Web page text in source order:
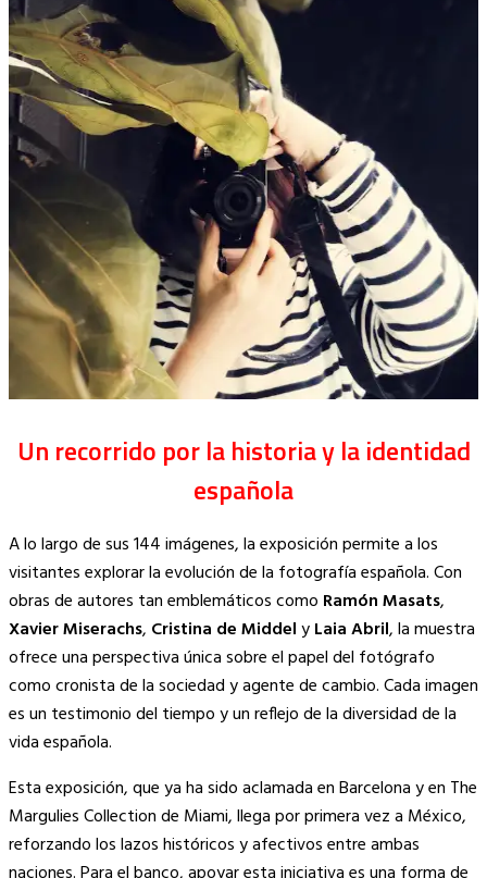
Un recorrido por la historia y la identidad
española
A lo largo de sus 144 imágenes, la exposición permite a los
visitantes explorar la evolución de la fotografía española. Con
obras de autores tan emblemáticos como Ramón Masats,
Xavier Miserachs, Cristina de MiddelyLaia Abril, la muestra
ofrece una perspectiva única sobre el papel del fotógrafo
como cronista de la sociedad y agente de cambio. Cada imagen
es un testimonio del tiempo y un reflejo de la diversidad de la
vida española.
Esta exposición, que ya ha sido aclamada en Barcelona y en The
Margulies Collection de Miami, llega por primera vez a México,
reforzando los lazos históricos y afectivos entre ambas